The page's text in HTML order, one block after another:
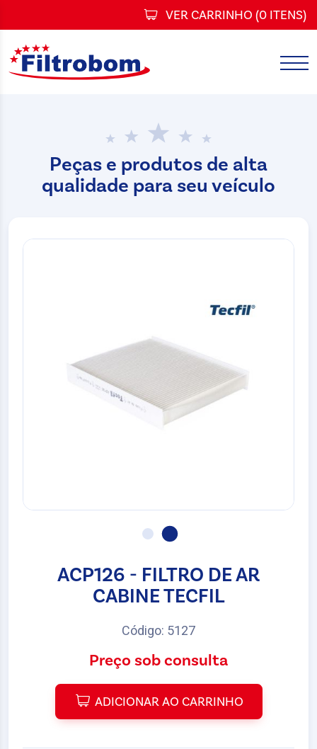
VER CARRINHO (0 ITENS)
Peças e produtos de alta
qualidade para seu veículo
ACP126 - FILTRO DE AR
CABINE TECFIL
Código: 5127
Preço sob consulta
ADICIONAR AO CARRINHO